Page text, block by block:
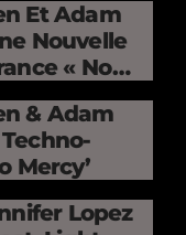
Et Adam
Nouvelle
« No
& Adam
Mercy’
Lopez